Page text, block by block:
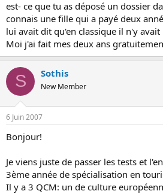
est- ce que tu as déposé un dossier
connais une fille qui a payé deux
lui avait dit qu'en classique il n'y avait
Moi j'ai fait mes deux ans
S Sothis
New Member
6 Juin 2007
Bonjour!
Je viens juste de passer les tests et
3ème année de spécialisation en
Il y a 3 QCM: un de culture